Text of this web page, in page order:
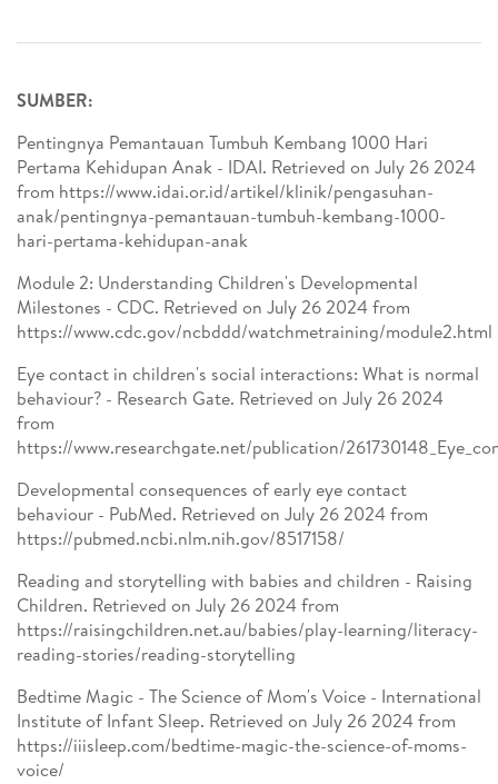
SUMBER:
Pentingnya Pemantauan Tumbuh Kembang 1000 Hari
Pertama Kehidupan Anak - IDAI. Retrieved on July 26 2024
from https://www.idai.or.id/artikel/klinik/pengasuhan-
anak/pentingnya-pemantauan-tumbuh-kembang-1000-
hari-pertama-kehidupan-anak
Module 2: Understanding Children's Developmental
Milestones - CDC. Retrieved on July 26 2024 from
https://www.cdc.gov/ncbddd/watchmetraining/module2.html
Eye contact in children's social interactions: What is normal
behaviour? - Research Gate. Retrieved on July 26 2024
from
https://www.researchgate.net/publication/
Developmental consequences of early eye contact
behaviour - PubMed. Retrieved on July 26 2024 from
https://pubmed.ncbi.nlm.nih.gov/8517158/
Reading and storytelling with babies and children - Raising
Children. Retrieved on July 26 2024 from
https://raisingchildren.net.au/babies/play-learning/literacy-
reading-stories/reading-storytelling
Bedtime Magic - The Science of Mom's Voice - International
Institute of Infant Sleep. Retrieved on July 26 2024 from
https://iiisleep.com/bedtime-magic-the-science-of-moms-
voice/